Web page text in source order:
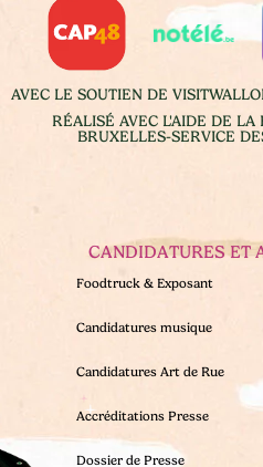
AVEC LE SOUTIEN DE
RÉALISÉ AVEC L'AIDE DE
BRUXELLES-SERVICE
CANDIDATURES ET
Foodtruck & Exposant
Candidatures musique
Candidatures Art de Rue
Accréditations Presse
Dossier de Presse